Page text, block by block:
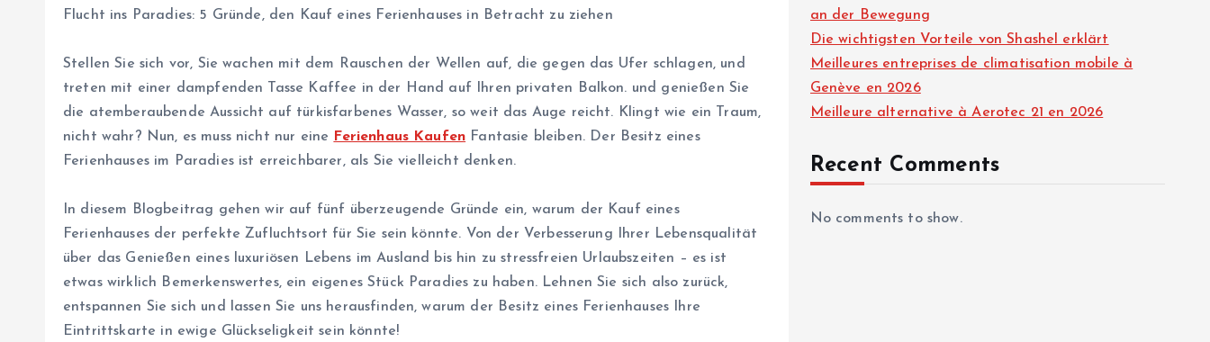
Flucht ins Paradies: 5 Gründe, den Kauf eines Ferienhauses in Betracht zu ziehen
Stellen Sie sich vor, Sie wachen mit dem Rauschen der Wellen auf, die gegen das Ufer schlagen, und
treten mit einer dampfenden Tasse Kaffee in der Hand auf Ihren privaten Balkon. und genießen Sie
die atemberaubende Aussicht auf türkisfarbenes Wasser, so weit das Auge reicht. Klingt wie ein Traum,
nicht wahr? Nun, es muss nicht nur eine
Ferienhaus Kaufen Fantasie bleiben. Der Besitz eines
Ferienhauses im Paradies ist erreichbarer, als Sie vielleicht denken.
In diesem Blogbeitrag gehen wir auf fünf überzeugende Gründe ein, warum der Kauf eines
Ferienhauses der perfekte Zufluchtsort für Sie sein könnte. Von der Verbesserung Ihrer Lebensqualität
über das Genießen eines luxuriösen Lebens im Ausland bis hin zu stressfreien Urlaubszeiten – es ist
etwas wirklich Bemerkenswertes, ein eigenes Stück Paradies zu haben. Lehnen Sie sich also zurück,
entspannen Sie sich und lassen Sie uns herausfinden, warum der Besitz eines Ferienhauses Ihre
Eintrittskarte in ewige Glückseligkeit sein könnte!
an der Bewegung
Die wichtigsten Vorteile von Shashel erklärt
Meilleures entreprises de climatisation mobile à
Genève en 2026
Meilleure alternative à Aerotec 21 en 2026
Recent Comments
No comments to show.